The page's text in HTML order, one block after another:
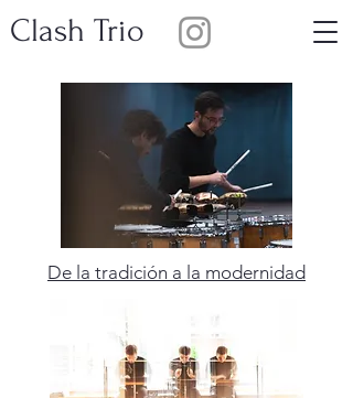
Clash Trio
De la tradición a la modernidad